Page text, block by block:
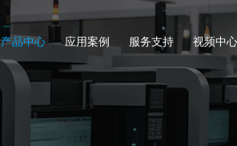
产品中心 应用案例 服务支持 视频中心